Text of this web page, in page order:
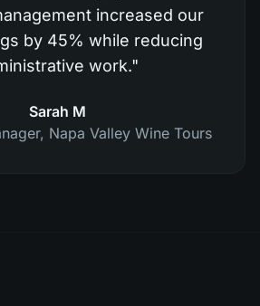
increased our
by 45% while reducing
work."
Sarah M
, Napa Valley Wine Tours